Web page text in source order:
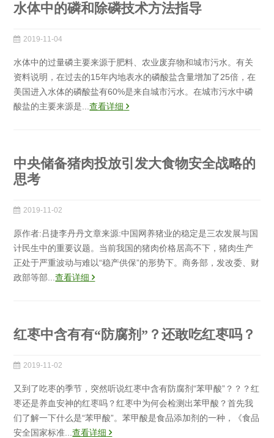
水体中的磷和除磷技术方法指导
2019-11-04
水体中的过量磷主要来源于肥料、农业废弃物和城市污水。有关
资料说明，在过去的15年内地表水的磷酸盐含量增加了25倍，在
美国进入水体的磷酸盐有60%是来自城市污水。在城市污水中磷
酸盐的主要来源是...查看详细
中央储备猪肉投放引发大食物安全战略的
思考
2019-11-02
原作者:吕捷李丹丹文章来源:中国网养猪业的稳定是三农发展与国
计民生中的重要议题。当前我国的猪肉价格居高不下，猪肉生产
正处于严重波动与难以“稳产供保”的形势下。商务部，发改委、财
政部等部...查看详细
红枣中含有有“防腐剂”？还敢吃红枣吗？
2019-11-02
又到了吃枣的季节，突然听说红枣中含有防腐剂“苯甲酸”？？？红
枣还是养血安神的红枣吗？红枣中为何会检测出苯甲酸？首先我
们了解一下什么是“苯甲酸”。苯甲酸是食品添加剂的一种，《食品
安全国家标准...查看详细